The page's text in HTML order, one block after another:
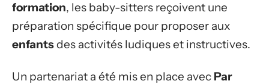
formation, les baby-sitters reçoivent une
préparation spécifique pour proposer aux
enfantsdes activités ludiques et instructives.
Un partenariat a été mis en place avec Par